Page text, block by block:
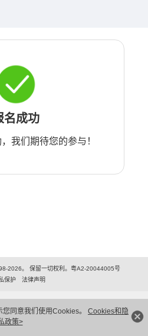
同意我们使用Cookies。 Cookies和隐
政策>
名成功
我们期待您的参与！
2026。 保留一切权利。粤A2-20044005号
保护
法律声明